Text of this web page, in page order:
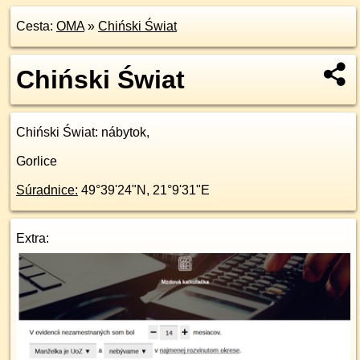
Cesta: OMA» Chiński Świat
Chiński Świat
Chiński Świat: nábytok,
Gorlice
Súradnice: 49°39'24"N , 21°9'31"E
Extra: